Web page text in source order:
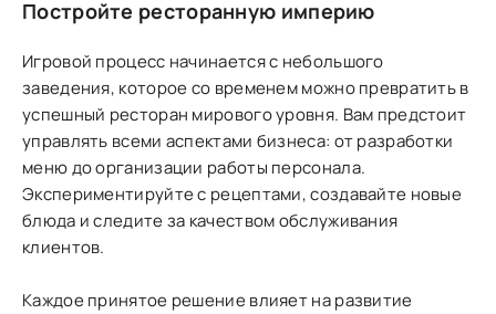
Постройте ресторанную империю
Игровой процесс начинается с небольшого
заведения, которое со временем можно превратить в
успешный ресторан мирового уровня. Вам предстоит
управлять всеми аспектами бизнеса: от разработки
меню до организации работы персонала.
Экспериментируйте с рецептами, создавайте новые
блюда и следите за качеством обслуживания
клиентов.
Каждое принятое решение влияет на развитие